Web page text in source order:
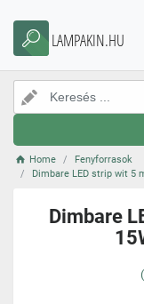
LAMPAKIN.HU
Home
Fenyforrasok
Dimbare LED strip wit 5
Dimbare